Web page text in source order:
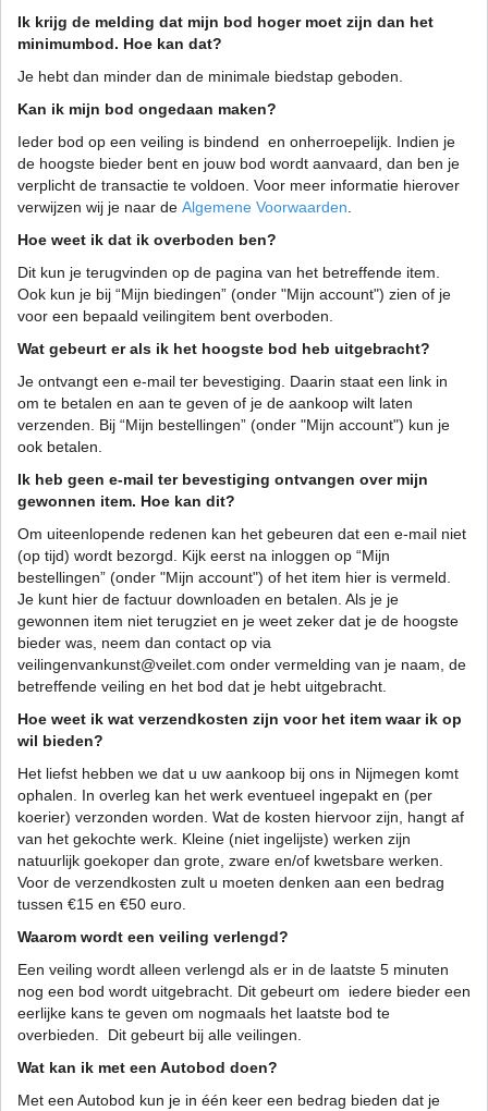
Ik krijg de melding dat mijn bod hoger moet zijn dan het
minimumbod. Hoe kan dat?
Je hebt dan minder dan de minimale biedstap geboden.
Kan ik mijn bod ongedaan maken?
Ieder bod op een veiling is bindend en onherroepelijk. Indien je
de hoogste bieder bent en jouw bod wordt aanvaard, dan ben je
verplicht de transactie te voldoen. Voor meer informatie hierover
verwijzen wij je naar de Algemene Voorwaarden
Hoe weet ik dat ik overboden ben?
Dit kun je terugvinden op de pagina van het betreffende item.
Ook kun je bij “Mijn biedingen” (onder "Mijn account") zien of je
voor een bepaald veilingitem bent overboden.
Wat gebeurt er als ik het hoogste bod heb uitgebracht?
Je ontvangt een e-mail ter bevestiging. Daarin staat een link in
om te betalen en aan te geven of je de aankoop wilt laten
verzenden. Bij “Mijn bestellingen” (onder "Mijn account") kun je
ook betalen.
Ik heb geen e-mail ter bevestiging ontvangen over mijn
gewonnen item. Hoe kan dit?
Om uiteenlopende redenen kan het gebeuren dat een e-mail niet
(op tijd) wordt bezorgd. Kijk eerst na inloggen op “Mijn
bestellingen” (onder "Mijn account") of het item hier is vermeld.
Je kunt hier de factuur downloaden en betalen. Als je je
gewonnen item niet terugziet en je weet zeker dat je de hoogste
bieder was, neem dan contact op via
veilingenvankunst@veilet.com onder vermelding van je naam, de
betreffende veiling en het bod dat je hebt uitgebracht.
Hoe weet ik wat verzendkosten zijn voor het item waar ik op
wil bieden?
Het liefst hebben we dat u uw aankoop bij ons in Nijmegen komt
ophalen. In overleg kan het werk eventueel ingepakt en (per
koerier) verzonden worden. Wat de kosten hiervoor zijn, hangt af
van het gekochte werk. Kleine (niet ingelijste) werken zijn
natuurlijk goekoper dan grote, zware en/of kwetsbare werken.
Voor de verzendkosten zult u moeten denken aan een bedrag
tussen €15 en €50 euro.
Waarom wordt een veiling verlengd?
Een veiling wordt alleen verlengd als er in de laatste 5 minuten
nog een bod wordt uitgebracht. Dit gebeurt om iedere bieder een
eerlijke kans te geven om nogmaals het laatste bod te
overbieden. Dit gebeurt bij alle veilingen.
Wat kan ik met een Autobod doen?
Met een Autobod kun je in één keer een bedrag bieden dat je